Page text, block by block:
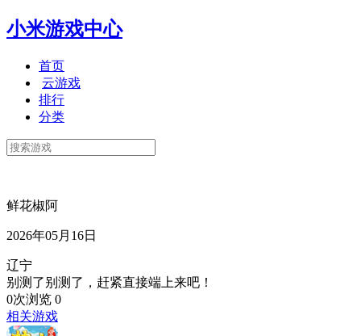
小米游戏中心
首页
云游戏
排行
分类
鲜花椒阿
2026年05月16日
辽宁
别测了别测了，赶紧直接端上来吧！
0次浏览 0
相关游戏